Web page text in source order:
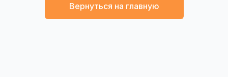
Вернуться на главную